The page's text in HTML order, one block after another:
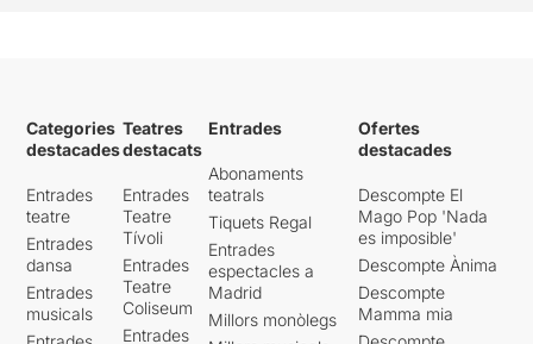
Categories
destacades
Entrades
teatre
Entrades
dansa
Entrades
musicals
Teatres
destacats
Entrades
Teatre
Tívoli
Entrades
Teatre
Coliseum
Entrades
Entrades
Abonaments
teatrals
Tiquets Regal
Entrades
espectacles a
Madrid
Millors monòlegs
Ofertes
destacades
Descompte El
Mago Pop 'Nada
es imposible'
Descompte Ànima
Descompte
Mamma mia